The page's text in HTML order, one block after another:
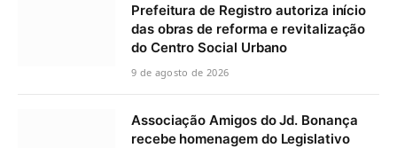
Prefeitura de Registro autoriza início
das obras de reforma e revitalização
do Centro Social Urbano
9 de agosto de 2026
Associação Amigos do Jd. Bonança
recebe homenagem do Legislativo